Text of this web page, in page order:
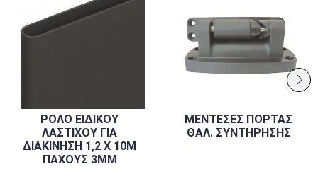
ΡΟΛΟ ΕΙΔΙΚΟΥ
ΛΑΣΤΙΧΟΥ ΓΙΑ
ΔΙΑΚΙΝΗΣΗ 1,2 Χ 10Μ
ΠΑΧΟΥΣ 3MM
ΜΕΝΤΕΣΕΣ ΠΟΡΤΑΣ
ΘΑΛ. ΣΥΝΤΗΡΗΣΗΣ